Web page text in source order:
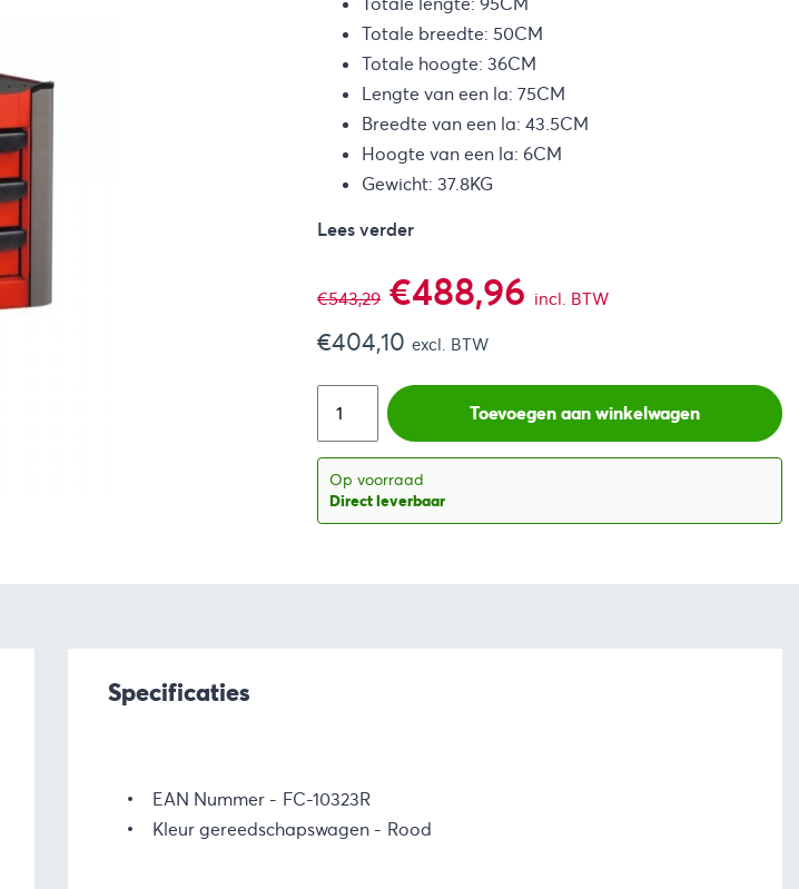
Totale breedte: 50CM
Totale hoogte: 36CM
Lengte van een la: 75CM
Breedte van een la: 43.5CM
Hoogte van een la: 6CM
Gewicht: 37.8KG
Lees verder
€543,29 Oorspronkelijke
prijs
was:
€543,29.
€488,96 Huidige
is:
incl. BTW
€404,10 excl. BTW
Toevoegen aan winkelwagen
Op voorraad
Direct leverbaar
Specificaties
EAN Nummer
FC-10323R
Kleur gereedschapswagen
Rood